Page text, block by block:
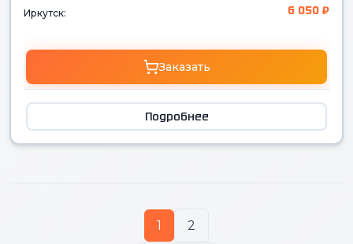
Иркутск: 6 050 ₽
Заказать
Подробнее
1 2